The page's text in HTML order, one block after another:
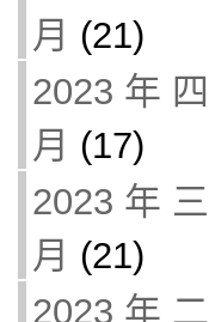
月 (21)
2023 年 四
月 (17)
2023 年 三
月 (21)
2023 年 二